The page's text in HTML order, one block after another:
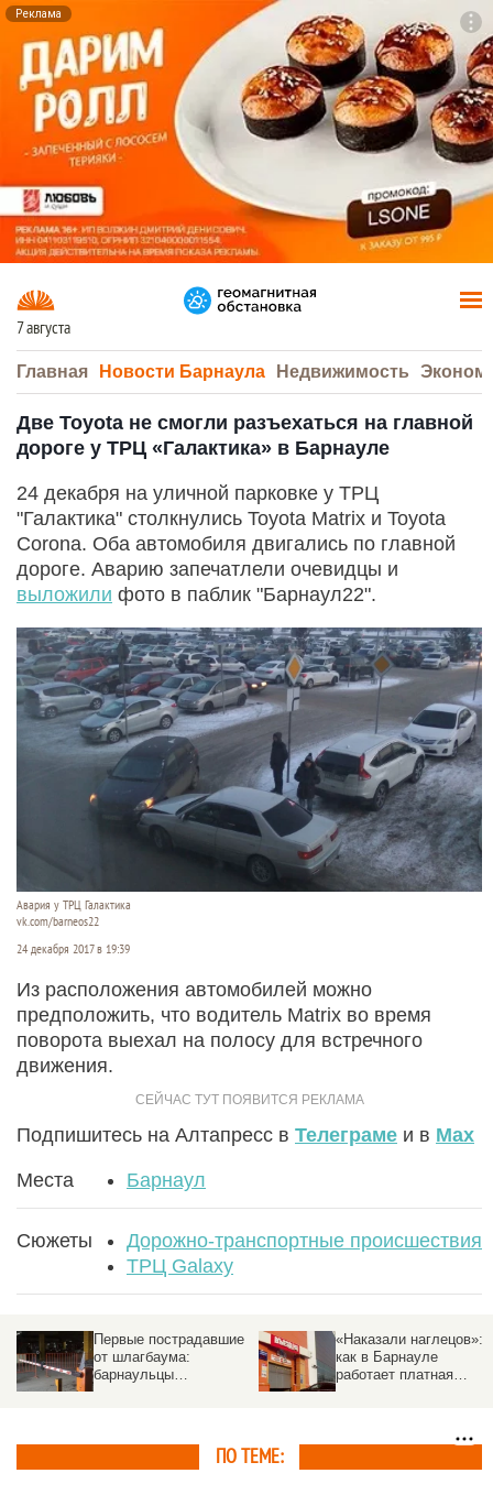
Реклама
7 августа
Главная Новости Барнаула Недвижимость
Две Toyota не смогли разъехаться на главной
дороге у ТРЦ «Галактика» в Барнауле
24 декабря на уличной парковке у ТРЦ
"Галактика" столкнулись Toyota Matrix и Toyota
Corona. Оба автомобиля двигались по главной
дороге. Аварию запечатлели очевидцы и
выложили фото в паблик "Барнаул22".
Авария у ТРЦ Галактика
vk.com/barneos22
24 декабря 2017 в 19:39
Из расположения автомобилей можно
предположить, что водитель Matrix во время
поворота выехал на полосу для встречного
движения.
Подпишитесь на Алтапресс в Телеграме и в Max
Места Барнаул
Сюжеты
Дорожно-транспортные происшествия
ТРЦ Galaxy
«Наказали наглецов»:
как в Барнауле
работает платная
Стало известно, когда
"Добрянка" откроет
магазин в Барнауле
ПО ТЕМЕ: